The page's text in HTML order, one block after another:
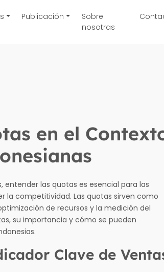
Publicación
Sobre
nosotras
en el
entender las quotas es esencial para las
la competitividad. Las quotas sirven como
de recursos y la medición del
su importancia y cómo se pueden
Clave de